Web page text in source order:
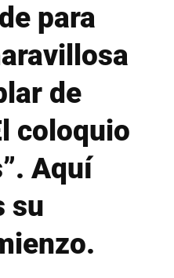
para
de
coloquio
Aquí
su